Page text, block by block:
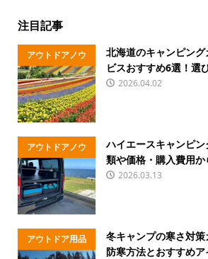
注目記事
アウトドアノウ
ハウ
北海道のキャンピン
ビスおすすめ6選！選
2026.04.02
アウトドアノウ
ハウ
ハイエースキャンピ
類や価格・購入費用
2026.03.13
アウトドア用品
冬キャンプの寒さ対
防寒方法とおすすめ